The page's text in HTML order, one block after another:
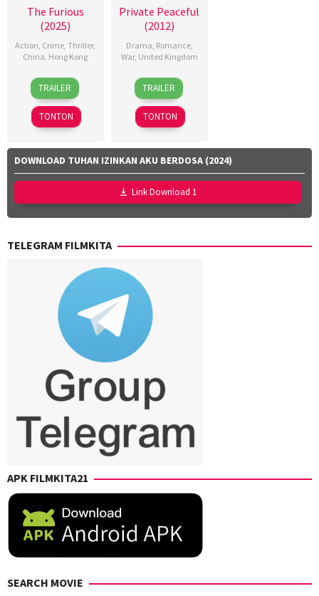
The Furious
(2025)
Action, Crime,Thriller,
China, Hong Kong
10
Jun
2026
Kenji
Tanigaki
Kensuke
Sonomura
TRAILER
TONTON
Private Peaceful
(2012)
Drama, Romance,
War, United Kingdom
12
Oct
2012
Pat
O'Connor
TRAILER
TONTON
DOWNLOAD TUHAN IZINKAN AKU BERDOSA (2024)
Link Download 1
TELEGRAM FILMKITA
APK FILMKITA21
SEARCH MOVIE